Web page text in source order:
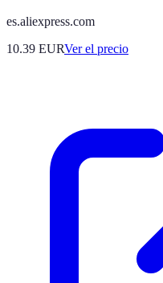
es.aliexpress.com
10.39 EURVer el precio